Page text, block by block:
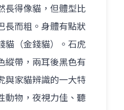
長得像貓，但體型比
長而粗。身體有點狀
貓（金錢貓）。石虎
縱帶，兩耳後黑色有
與家貓辨識的一大特
動物，夜視力佳、聽